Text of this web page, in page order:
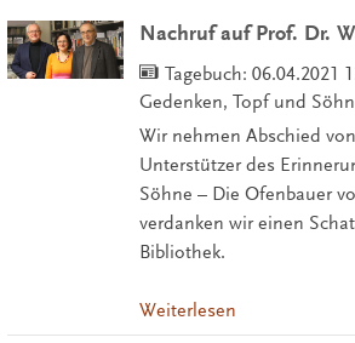
Nachruf auf Prof. Dr.
Tagebuch: 06.04.2021
Gedenken, Topf und
Wir nehmen Abschied
Unterstützer des
Söhne – Die Ofenbauer
verdanken wir einen
Bibliothek.
Weiterlesen